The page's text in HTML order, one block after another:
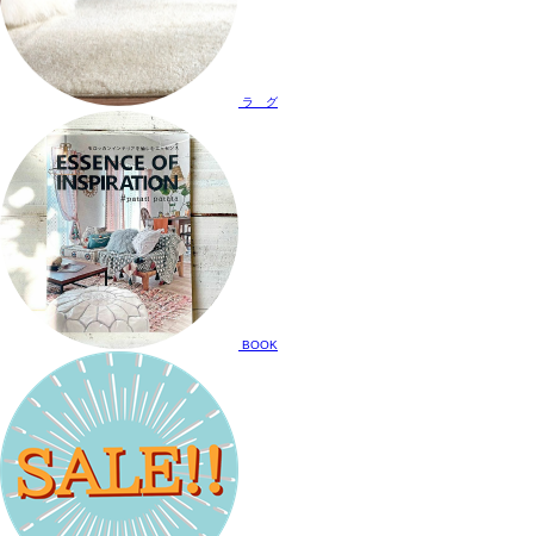
ラ グ
BOOK